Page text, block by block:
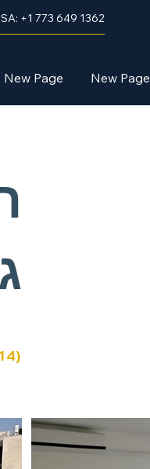
+1 773 649 1362
New Page New Page